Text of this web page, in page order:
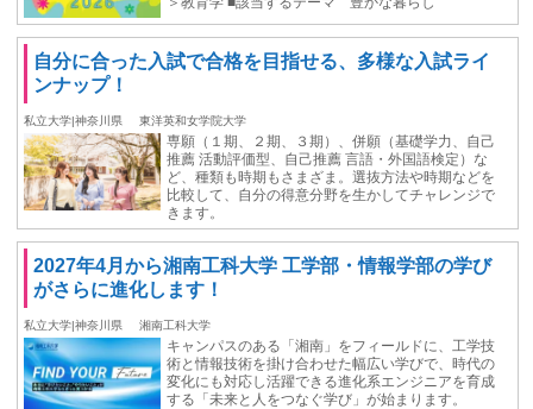
自分に合った入試で合格を目指せる、多様な入試ライ
ンナップ！
私立大学|神奈川県 東洋英和女学院大学
専願（１期、２期、３期）、併願（基礎学力、自己
推薦 活動評価型、自己推薦 言語・外国語検定）な
ど、種類も時期もさまざま。選抜方法や時期などを
比較して、自分の得意分野を生かしてチャレンジで
きます。
2027年4月から湘南工科大学 工学部・情報学部の学び
がさらに進化します！
私立大学|神奈川県 湘南工科大学
キャンパスのある「湘南」をフィールドに、工学技
術と情報技術を掛け合わせた幅広い学びで、時代の
変化にも対応し活躍できる進化系エンジニアを育成
する「未来と人をつなぐ学び」が始まります。